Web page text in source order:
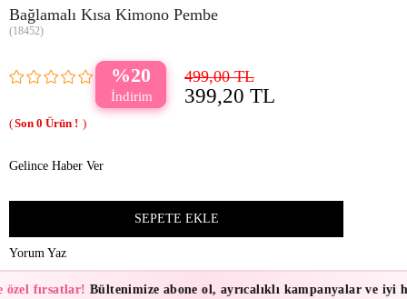
Bağlamalı Kısa Kimono Pembe
(18452)
20 499,00 TL
399,20 TL
0
Gelince Haber Ver
Yorum Yaz
fırsatlar!Bültenimize abone ol, ayrıcalıklı kampanyalar ve iyi